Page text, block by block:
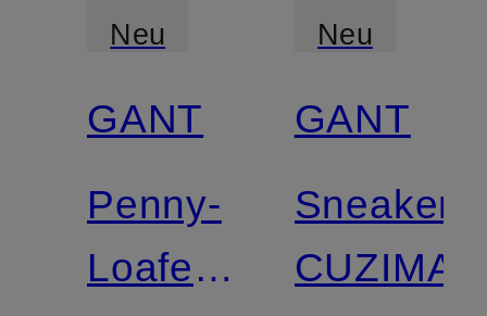
Neu
GANT
Penny-
Loafer
Neu
Zertifiziert
GANT
Sneaker
CUZIMA